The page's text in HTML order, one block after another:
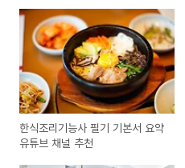
한식조리기능사 필기 기본서 요약
유튜브 채널 추천